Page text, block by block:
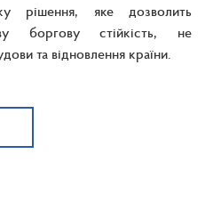
рішення, яке дозволить
боргову стійкість, не
та відновлення країни.